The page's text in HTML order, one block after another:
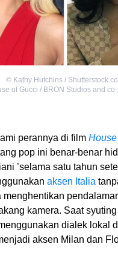
© Kathy Hutchins /
of Gucci / BRON Studios and
perannya di film
pop ini benar-benar
’selama satu tahun
aksen Italia
menghentikan
kamera. Saat
dialek lokal
aksen Milan dan